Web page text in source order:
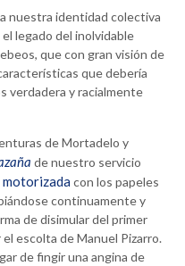
nuestra identidad colectiva
legado del inolvidable
que con gran visión de
que debería
verdadera y racialmente
de Mortadelo y
de nuestro servicio
con los papeles
continuamente y
de disimular del primer
escolta de Manuel Pizarro.
de fingir una angina de